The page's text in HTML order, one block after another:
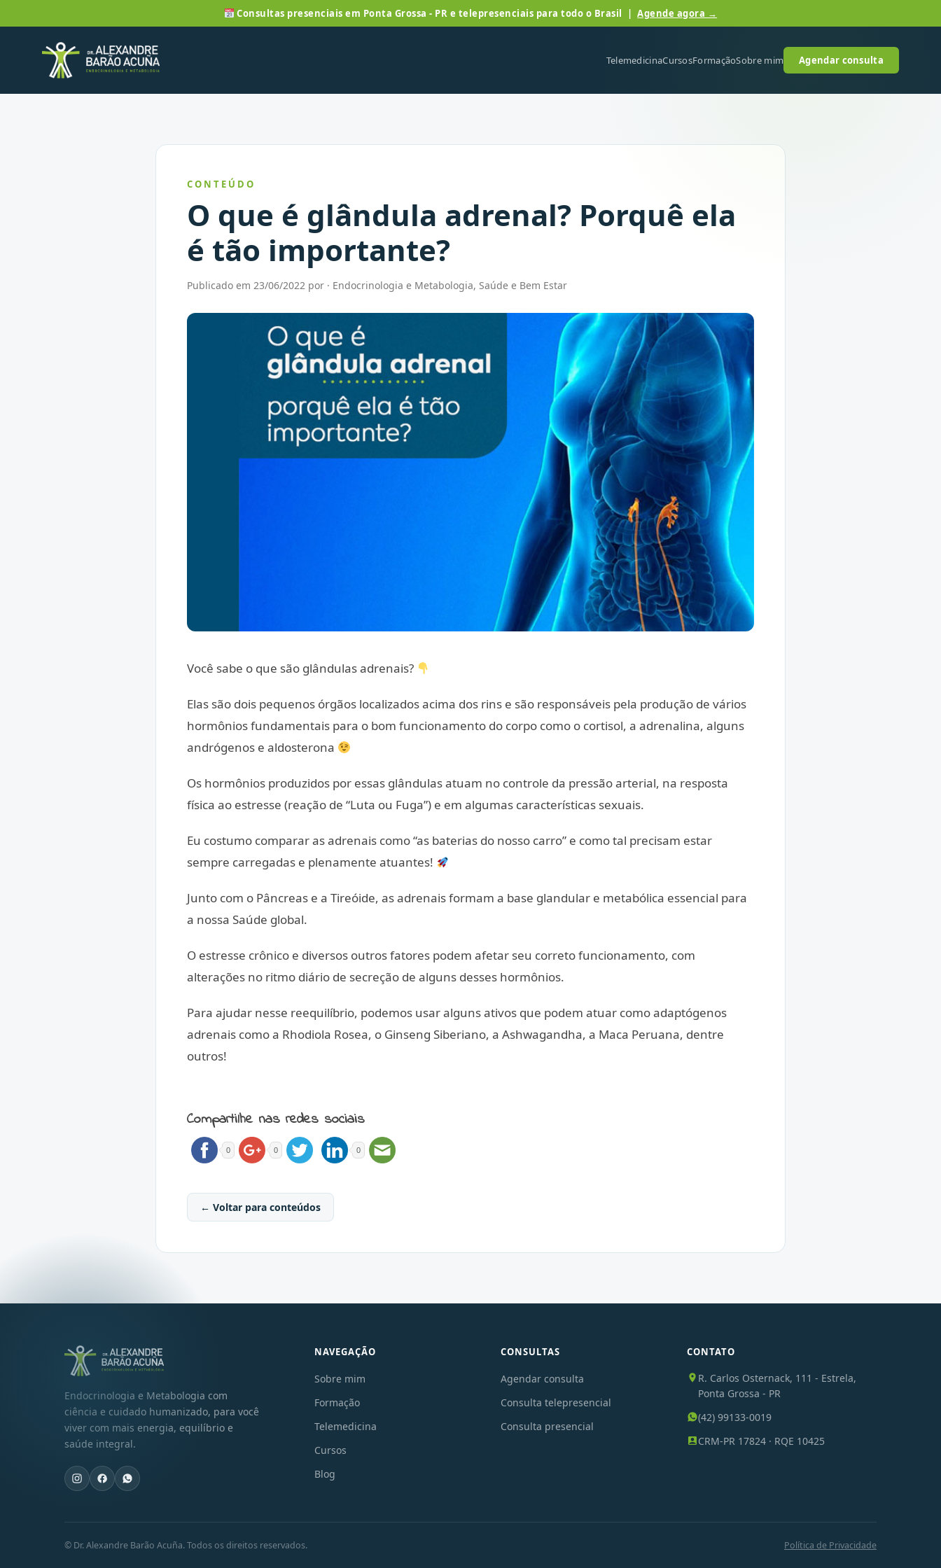
Consultas presenciais em Ponta Grossa - PR e telepresenciais para todo o Brasil |Agende agora →
TelemedicinaCursosFormaçãoSobre mim Agendar consulta
CONTEÚDO
O que é glândula adrenal? Porquê ela
é tão importante?
Publicado em 23/06/2022 por · Endocrinologia e Metabologia, Saúde e Bem Estar
Você sabe o que são glândulas adrenais?
Elas são dois pequenos órgãos localizados acima dos rins e são responsáveis pela produção de vários
hormônios fundamentais para o bom funcionamento do corpo como o cortisol, a adrenalina, alguns
andrógenos e aldosterona
Os hormônios produzidos por essas glândulas atuam no controle da pressão arterial, na resposta
física ao estresse (reação de “Luta ou Fuga”) e em algumas características sexuais.
Eu costumo comparar as adrenais como “as baterias do nosso carro” e como tal precisam estar
sempre carregadas e plenamente atuantes!
Junto com o Pâncreas e a Tireóide, as adrenais formam a base glandular e metabólica essencial para
a nossa Saúde global.
O estresse crônico e diversos outros fatores podem afetar seu correto funcionamento, com
alterações no ritmo diário de secreção de alguns desses hormônios.
Para ajudar nesse reequilíbrio, podemos usar alguns ativos que podem atuar como adaptógenos
adrenais como a Rhodiola Rosea, o Ginseng Siberiano, a Ashwagandha, a Maca Peruana, dentre
outros!
Compartilhe nas redes sociais
0 0 0
← Voltar para conteúdos
Endocrinologia e Metabologia com
ciência e cuidado humanizado, para você
viver com mais energia, equilíbrio e
saúde integral.
NAVEGAÇÃO
Sobre mim
Formação
Telemedicina
Cursos
Blog
CONSULTAS
Agendar consulta
Consulta telepresencial
Consulta presencial
CONTATO
R. Carlos Osternack, 111 - Estrela,
Ponta Grossa - PR
(42) 99133-0019
CRM-PR 17824 · RQE 10425
© Dr. Alexandre Barão Acuña. Todos os direitos reservados. Política de Privacidade